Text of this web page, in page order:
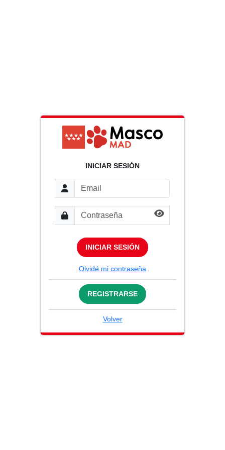
INICIAR SESIÓN
INICIAR SESIÓN
Olvidé mi contraseña
REGISTRARSE
Volver